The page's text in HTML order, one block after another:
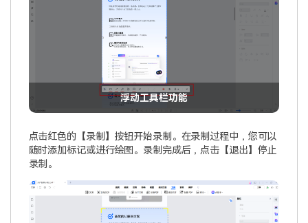
浮动工具栏功能
点击红色的【录制】按钮开始录制。在录制过程中，您可以
随时添加标记或进行绘图。录制完成后，点击【退出】停止
录制。